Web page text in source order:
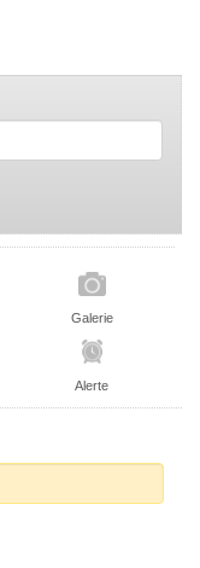
Galerie
Alerte